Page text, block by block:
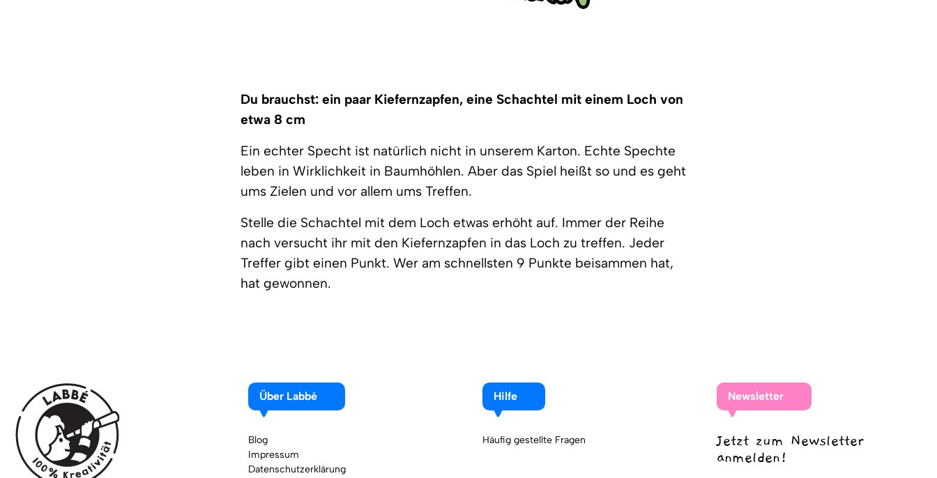
Du brauchst: ein paar Kiefernzapfen, eine Schachtel mit einem Loch von
etwa 8 cm
Ein echter Specht ist natürlich nicht in unserem Karton. Echte Spechte
leben in Wirklichkeit in Baumhöhlen. Aber das Spiel heißt so und es geht
ums Zielen und vor allem ums Treffen.
Stelle die Schachtel mit dem Loch etwas erhöht auf. Immer der Reihe
nach versucht ihr mit den Kiefernzapfen in das Loch zu treffen. Jeder
Treffer gibt einen Punkt. Wer am schnellsten 9 Punkte beisammen hat,
hat gewonnen.
Über Labbé
Blog
Impressum
Datenschutzerklärung
Hilfe
Häufig gestellte Fragen
Newsletter
Jetzt zum Newsletter
anmelden!